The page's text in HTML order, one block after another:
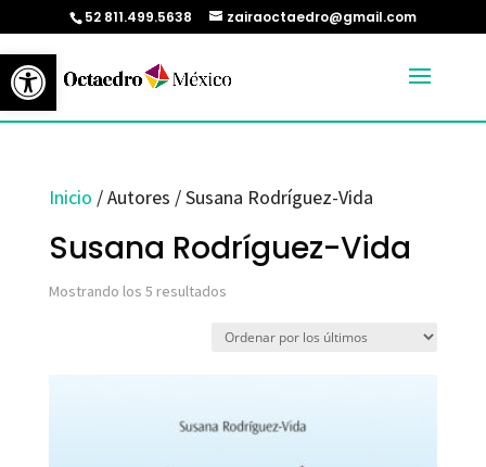
Abrir barra de herramientas
52 811.499.5638 zairaoctaedro@gmail.com
Inicio / Autores / Susana Rodríguez-Vida
Susana Rodríguez-Vida
Mostrando los 5 resultadosOrdenado